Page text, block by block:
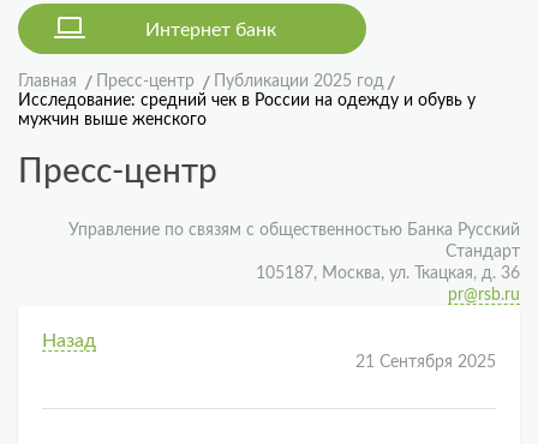
Интернет банк
Главная Пресс-центр
Публикации 2025 год
Исследование: средний чек в России на одежду и обувь у
мужчин выше женского
Пресс-центр
Управление по связям с общественностью Банка Русский
Стандарт
105187, Москва, ул. Ткацкая, д. 36
pr@rsb.ru
Назад
21 Сентября 2025